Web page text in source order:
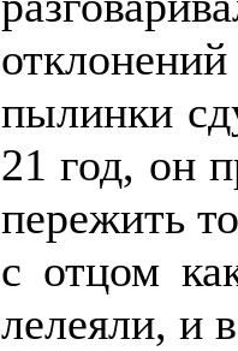
пылинки
21 год, он
пережить
с отцом
лелеяли, и